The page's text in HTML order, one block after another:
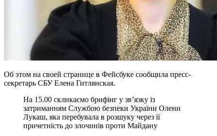
Об этом на своей странице в Фейсбуке сообщила пресс-
секретарь СБУ Елена Гитлянская.
На 15.00 скликаємо брифінг у зв’язку із
затриманням Службою безпеки України Олени
Лукаш, яка перебувала в розшуку через її
причетність до злочинів проти Майдану